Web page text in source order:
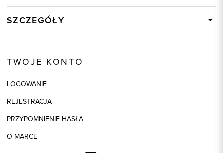
SZCZEGÓŁY
Skład tkaniny
Składy podszewek
TWOJE KONTO
LOGOWANIE
REJESTRACJA
PRZYPOMNIENIE HASŁA
O MARCE